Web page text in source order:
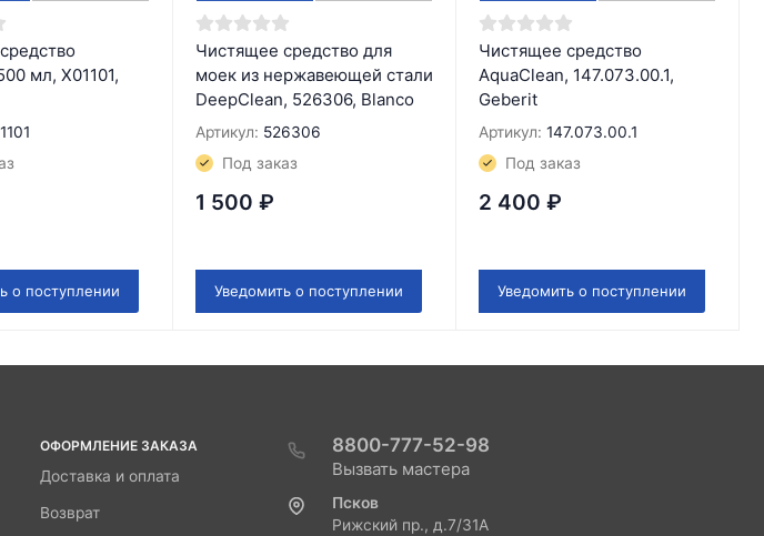
мл, X01101,
о поступлении
Чистящее средство для
моек из нержавеющей стали
DeepClean, 526306, Blanco
Артикул: 526306
Под заказ
1 500 ₽
Уведомить о поступлении
Чистящее средство
AquaClean, 147.073.00.1,
Geberit
Артикул: 147.073.00.1
Под заказ
2 400 ₽
Уведомить о поступлении
ОФОРМЛЕНИЕ ЗАКАЗА
Доставка и оплата
Возврат
8800-777-52-98
Вызвать мастера
Псков
Рижский пр., д.7/31А